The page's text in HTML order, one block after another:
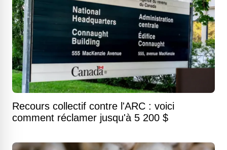
Recours collectif contre l'ARC : voici
comment réclamer jusqu'à 5 200 $